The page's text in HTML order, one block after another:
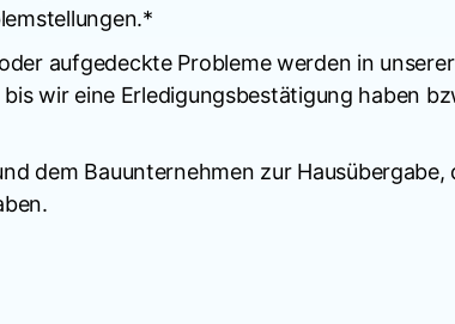
aufgedeckte Probleme werden in
wir eine Erledigungsbestätigung haben
dem Bauunternehmen zur